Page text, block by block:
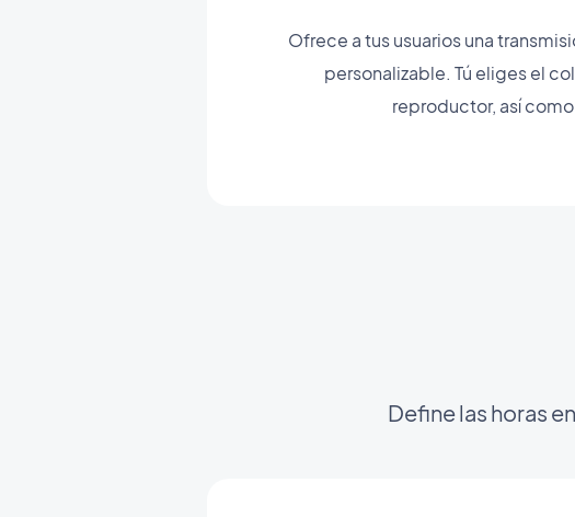
Ofrece a tus usuarios una
personalizable. Tú eliges el
reproductor, así
Define las horas